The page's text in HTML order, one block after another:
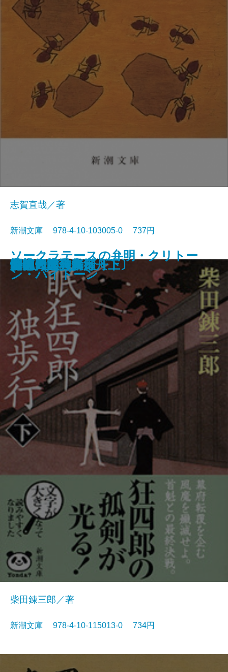
蜘蛛の糸・杜子春
奉教人の死
戯作三昧・一塊の土
侏儒の言葉・西方の人
鍵・瘋癲老人日記
泥棒日記
留学
清兵衛と瓢箪・網走まで
饗宴
小僧の神様・城の崎にて
志賀直哉／著
新潮文庫 978-4-10-103005-0 737円
眠狂四郎独歩行〔下〕
柴田錬三郎／著
新潮文庫 978-4-10-115013-0 734円
羅生門・鼻
ソークラテースの弁明・クリトー
ン・パイドーン
眠狂四郎独歩行〔上〕
山椒大夫・高瀬舟
女徳
室生犀星詩集
性的人間
阿部一族・舞姫
おとうと